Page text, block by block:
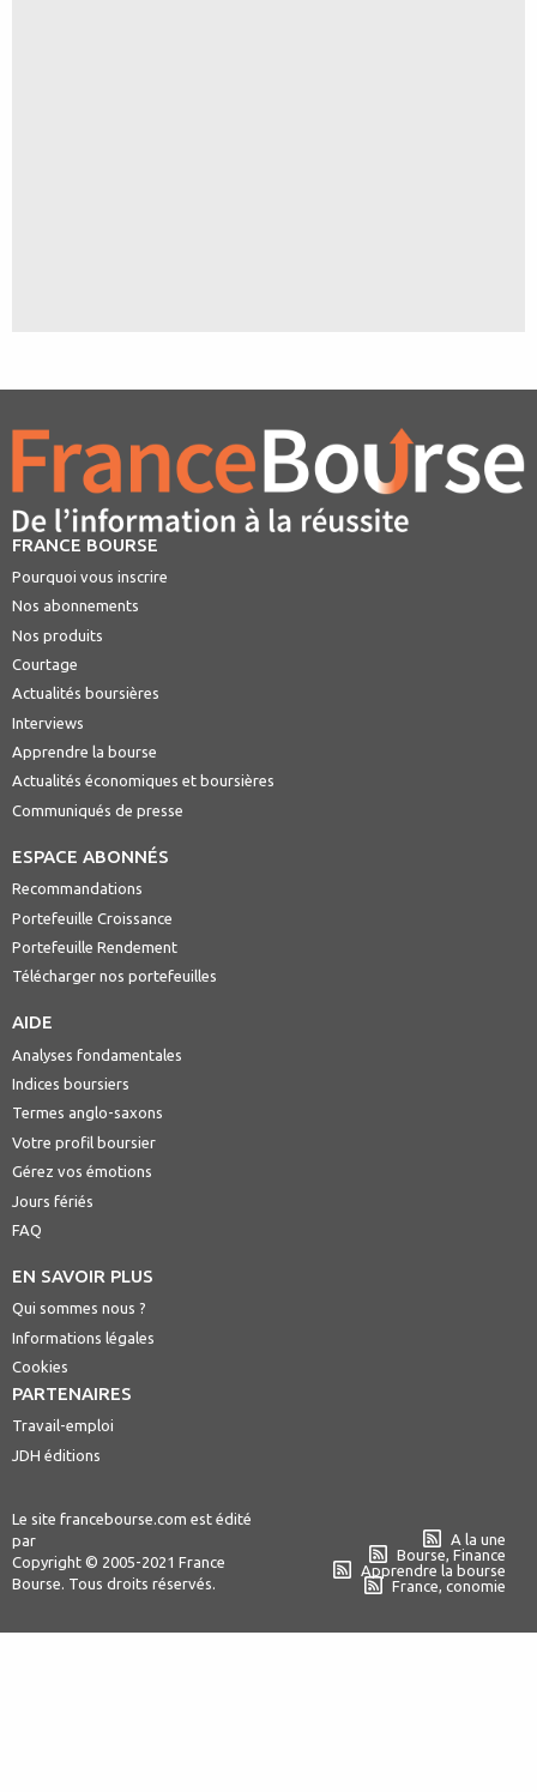
FRANCE BOURSE
Pourquoi vous inscrire
Nos abonnements
Nos produits
Courtage
Actualités boursières
Interviews
Apprendre la bourse
Actualités économiques et boursières
Communiqués de presse
ESPACE ABONNÉS
Recommandations
Portefeuille Croissance
Portefeuille Rendement
Télécharger nos portefeuilles
AIDE
Analyses fondamentales
Indices boursiers
Termes anglo-saxons
Votre profil boursier
Gérez vos émotions
Jours fériés
FAQ
EN SAVOIR PLUS
Qui sommes nous ?
Informations légales
Cookies
PARTENAIRES
Travail-emploi
JDH éditions
Le site francebourse.com est édité
par
Copyright © 2005-2021 France
Bourse. Tous droits réservés.
A la une
Bourse, Finance
Apprendre la bourse
France, conomie